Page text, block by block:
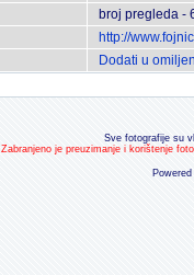
broj pregleda -
http://
Dodati u
Sve fotografije su
Zabranjeno je preuzimanje i korištenje